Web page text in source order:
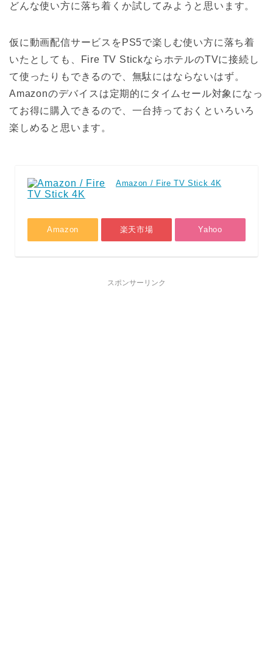
どんな使い方に落ち着くか試してみようと思います。
仮に動画配信サービスをPS5で楽しむ使い方に落ち着
いたとしても、Fire TV StickならホテルのTVに接続し
て使ったりもできるので、無駄にはならないはず。
Amazonのデバイスは定期的にタイムセール対象になっ
てお得に購入できるので、一台持っておくといろいろ
楽しめると思います。
Amazon / Fire TV Stick 4K
Amazon 楽天市場 Yahoo
スポンサーリンク